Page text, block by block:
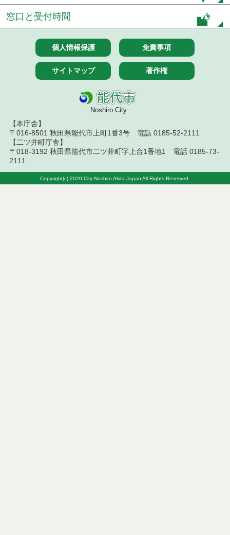
窓口と受付時間
個人情報保護 免責事項
サイトマップ 著作権
Noshiro City
【本庁舎】
〒016-8501 秋田県能代市上町1番3号 電話 0185-52-2111
【二ツ井町庁舎】
〒018-3192 秋田県能代市二ツ井町字上台1番地1 電話 0185-73-
2111
Copyright(c) 2020 City Noshiro Akita Japan All Rights Reserved.